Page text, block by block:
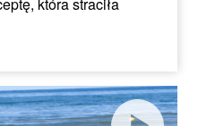
która straciła